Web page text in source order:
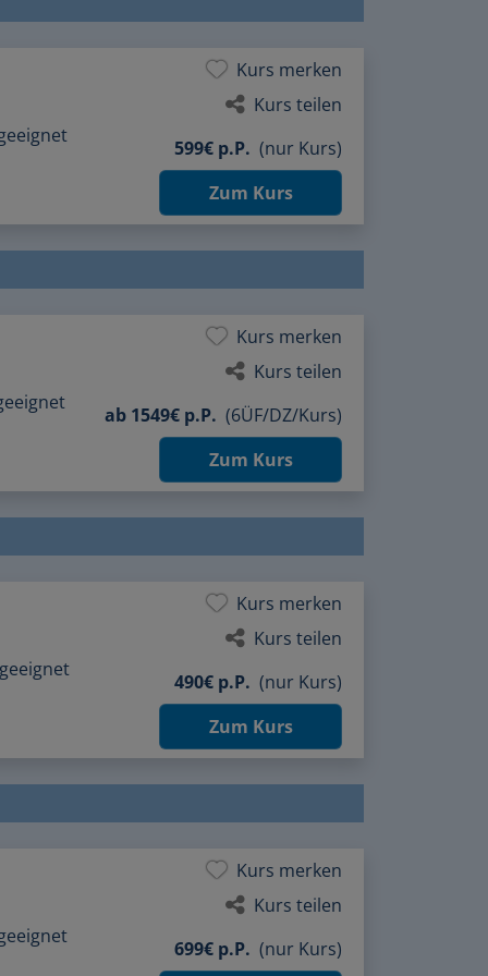
Kurs merken
Kurs teilen
599€ p.P.
(nur Kurs)
Zum Kurs
Kurs merken
Kurs teilen
ab 1549€ p.P.
(6ÜF/DZ/Kurs)
Zum Kurs
Kurs merken
Kurs teilen
490€ p.P.
(nur Kurs)
Zum Kurs
Kurs merken
Kurs teilen
699€ p.P.
(nur Kurs)